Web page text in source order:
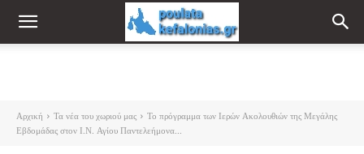
Αρχική Τα νέα του χωριού μας
Το πρόγραμμα των Ιερών Ακολουθιών της Μεγάλης
Εβδομάδας στον Ι.Ν. Αγίου Παντελεήμονα...